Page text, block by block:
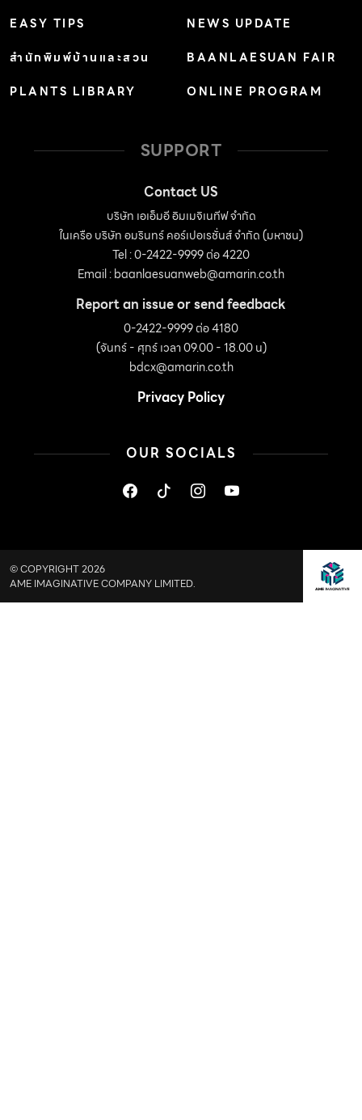
EASY TIPS
สำนักพิมพ์บ้านและสวน
PLANTS LIBRARY
NEWS UPDATE
BAANLAESUAN FAIR
ONLINE PROGRAM
SUPPORT
Contact US
บริษัท เอเอ็มอี อิมเมจิเนทีฟ จำกัด
ในเครือ บริษัท อมรินทร์ คอร์เปอเรชั่นส์ จำกัด (มหาชน)
Tel : 0-2422-9999 ต่อ 4220
Email :baanlaesuanweb@amarin.co.th
Report an issue or send feedback
0-2422-9999 ต่อ 4180
(จันทร์ - ศุกร์ เวลา 09.00 - 18.00 น)
bdcx@amarin.co.th
Privacy Policy
OUR SOCIALS
© COPYRIGHT 2026
AME IMAGINATIVE COMPANY LIMITED.